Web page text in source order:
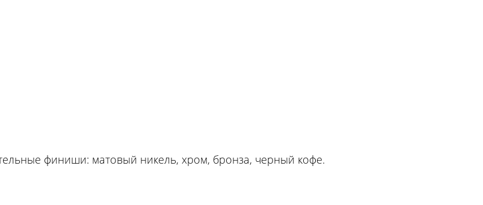
финиши: матовый никель, хром, бронза, черный кофе.